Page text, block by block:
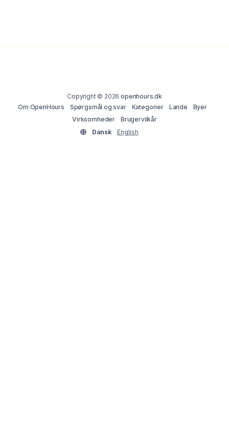
Copyright © 2026openhours.dk
Om OpenHours
Spørgsmål og svar Kategorier Lande
Byer
Virksomheder
Brugervilkår
Dansk
English